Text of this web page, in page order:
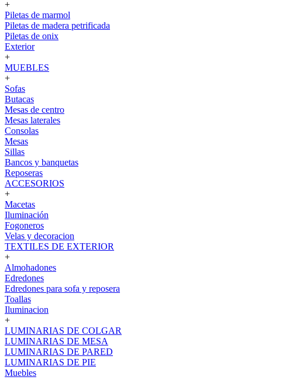
+
Piletas de marmol
Piletas de madera petrificada
Piletas de onix
Exterior
+
MUEBLES
+
Sofas
Butacas
Mesas de centro
Mesas laterales
Consolas
Mesas
Sillas
Bancos y banquetas
Reposeras
ACCESORIOS
+
Macetas
Iluminación
Fogoneros
Velas y decoracion
TEXTILES DE EXTERIOR
+
Almohadones
Edredones
Edredones para sofa y reposera
Toallas
Iluminacion
+
LUMINARIAS DE COLGAR
LUMINARIAS DE MESA
LUMINARIAS DE PARED
LUMINARIAS DE PIE
Muebles